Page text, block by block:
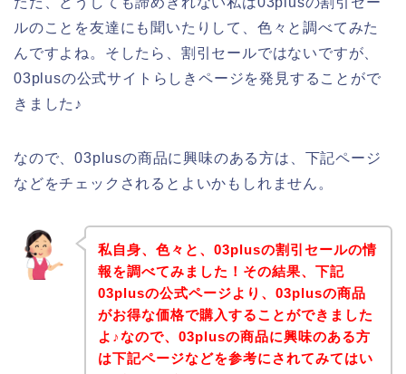
ルのことを友達にも聞いたりして、色々と調べてみた
んですよね。そしたら、割引セールではないですが、
03plusの公式サイトらしきページを発見することがで
きました♪
なので、03plusの商品に興味のある方は、下記ページ
などをチェックされるとよいかもしれません。
私自身、色々と、03plusの割引セールの情
報を調べてみました！その結果、下記
03plusの公式ページより、03plusの商品
がお得な価格で購入することができました
よ♪なので、03plusの商品に興味のある方
は下記ページなどを参考にされてみてはい